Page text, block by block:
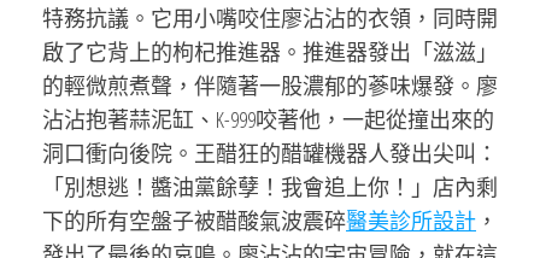
特務抗議。它用小嘴咬住廖沾沾的衣領，同時開
啟了它背上的枸杞推進器。推進器發出「滋滋」
的輕微煎煮聲，伴隨著一股濃郁的蔘味爆發。廖
沾沾抱著蒜泥缸、K-999咬著他，一起從撞出來的
洞口衝向後院。王醋狂的醋罐機器人發出尖叫：
「別想逃！醬油黨餘孽！我會追上你！」店內剩
下的所有空盤子被醋酸氣波震碎醫美診所設計 ，